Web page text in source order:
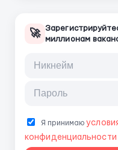
🚀
миллионам
Я принимаю
конфиденциальности